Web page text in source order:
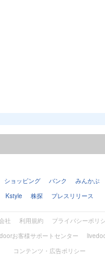
ショッピング バンク みんかぶ
Kstyle
株探 プレスリリース
社 利用規約
プライバシーポリ
お客様サポートセンター
コンテンツ・広告ポリシー